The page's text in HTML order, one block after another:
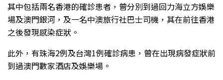
其中包括兩名香港的確診患者，曾分別到過回力海立方娛樂
場及澳門銀河，及一名中澳旅行社巴士司機，其在前往香港
之後發現感染症狀。
此外，有珠海2例及台灣1例確診病患，曾在出現病發症狀前
到過澳門數家酒店及娛樂場。